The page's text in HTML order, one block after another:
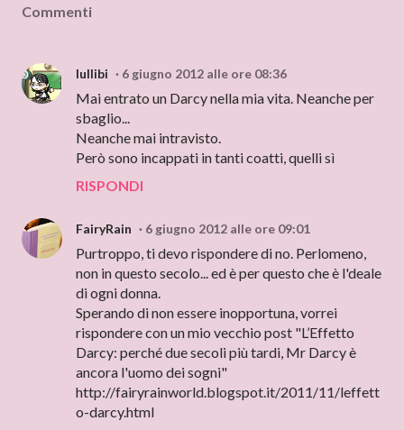
Commenti
lullibi 6 giugno 2012 alle ore 08:36
Mai entrato un Darcy nella mia vita. Neanche per
sbaglio...
Neanche mai intravisto.
Però sono incappati in tanti coatti, quelli sì
RISPONDI
FairyRain 6 giugno 2012 alle ore 09:01
Purtroppo, ti devo rispondere di no. Perlomeno,
non in questo secolo... ed è per questo che è l'deale
di ogni donna.
Sperando di non essere inopportuna, vorrei
rispondere con un mio vecchio post "L’Effetto
Darcy: perché due secoli più tardi, Mr Darcy è
ancora l'uomo dei sogni"
http://fairyrainworld.blogspot.it/2011/11/leffett
o-darcy.html